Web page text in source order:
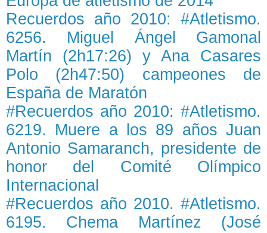
Recuerdos año 2010: #Atletismo.
6256. Miguel Ángel Gamonal
Martín (2h17:26) y Ana Casares
Polo (2h47:50) campeones de
España de Maratón
#Recuerdos año 2010: #Atletismo.
6219. Muere a los 89 años Juan
Antonio Samaranch, presidente de
honor del Comité Olímpico
Internacional
#Recuerdos año 2010. #Atletismo.
6195. Chema Martínez (José